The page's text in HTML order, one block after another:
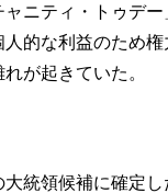
ニティ・トゥデ
的な利益のため
が起きていた。
統領候補に確定し